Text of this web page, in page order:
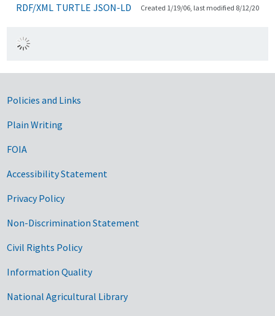
RDF/XML TURTLE JSON-LD Created 1/19/06, last modified 8/12/20
Government Links
Policies and Links
Plain Writing
FOIA
Accessibility Statement
Privacy Policy
Non-Discrimination Statement
Civil Rights Policy
Information Quality
National Agricultural Library